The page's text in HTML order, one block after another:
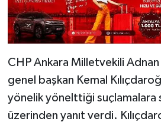
CHP Ankara Milletvekili
genel başkan Kemal
yönelik yönelttiği suçlamalara
üzerinden yanıt verdi.